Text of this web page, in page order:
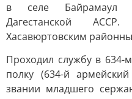
в селе Байрамаул
Дагестанской
Хасавюртовским
Проходил службу в 634-
полку (634-й
звании младшего